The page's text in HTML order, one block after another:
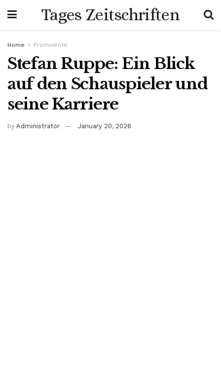
Tages Zeitschriften
Home Prominente
Stefan Ruppe: Ein Blick
auf den Schauspieler und
seine Karriere
by Administrator January 20, 2026